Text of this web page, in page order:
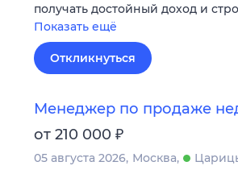
получать достойный доход и
Показать ещё
Откликнуться
Менеджер по продаже
от 210 000 ₽
05 августа 2026 Москва